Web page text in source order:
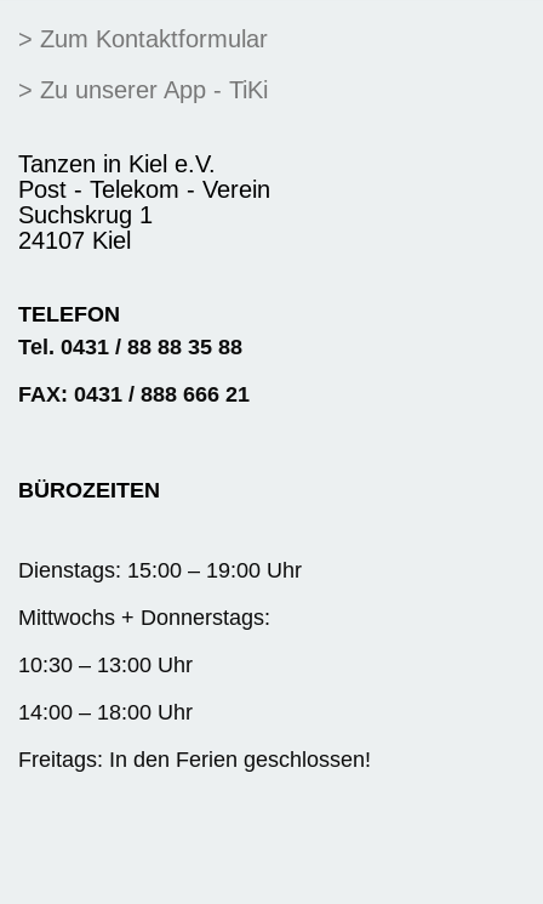
> Zum Kontaktformular
> Zu unserer App - TiKi
Tanzen in Kiel e.V.
Post - Telekom - Verein
Suchskrug 1
24107 Kiel
TELEFON
Tel. 0431 / 88 88 35 88
FAX: 0431 / 888 666 21
BÜROZEITEN
Dienstags: 15:00 – 19:00 Uhr
Mittwochs + Donnerstags:
10:30 – 13:00 Uhr
14:00 – 18:00 Uhr
Freitags: In den Ferien geschlossen!